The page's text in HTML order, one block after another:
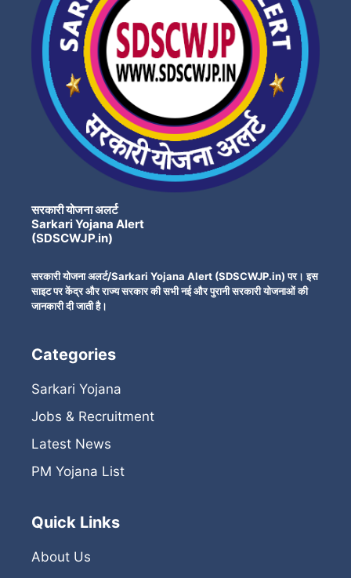
सरकारी योजना अलर्ट
Sarkari Yojana Alert
(SDSCWJP.in)
सरकारी योजना अलर्ट/Sarkari Yojana Alert (SDSCWJP.in) पर। इस
साइट पर केंद्र और राज्य सरकार की सभी नई और पुरानी सरकारी योजनाओं की
जानकारी दी जाती है।
Categories
Sarkari Yojana
Jobs & Recruitment
Latest News
PM Yojana List
Quick Links
About Us